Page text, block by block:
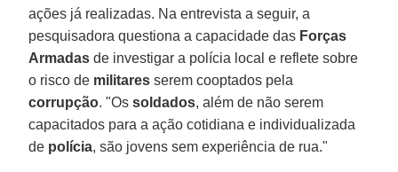
ações já realizadas. Na entrevista a seguir, a
pesquisadora questiona a capacidade das Forças
Armadas de investigar a polícia local e reflete sobre
o risco de militares serem cooptados pela
corrupção. "Ossoldados, além de não serem
capacitados para a ação cotidiana e individualizada
de polícia, são jovens sem experiência de rua."